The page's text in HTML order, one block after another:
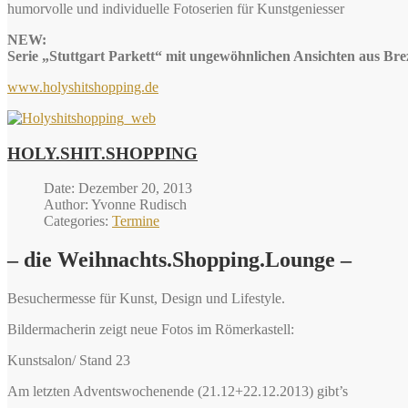
humorvolle und individuelle Fotoserien für Kunstgeniesser
NEW:
Serie „Stuttgart Parkett“ mit ungewöhnlichen Ansichten aus
www.holyshitshopping.de
HOLY.SHIT.SHOPPING
Date: Dezember 20, 2013
Author: Yvonne Rudisch
Categories: Termine
– die Weihnachts.Shopping.Lounge –
Besuchermesse für Kunst, Design und Lifestyle.
Bildermacherin zeigt neue Fotos im Römerkastell:
Kunstsalon/ Stand 23
Am letzten Adventswochenende (21.12+22.12.2013) gibt’s